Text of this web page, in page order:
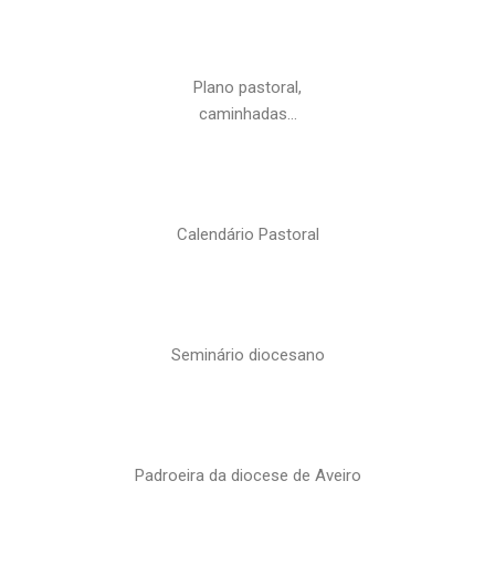
Plano pastoral,
caminhadas…
Calendário Pastoral
Seminário diocesano
Padroeira da diocese de Aveiro